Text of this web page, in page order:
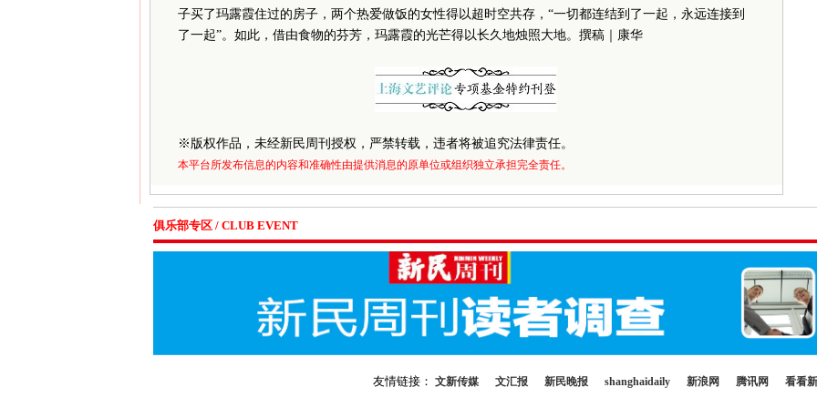
子买了玛露霞住过的房子，两个热爱做饭的女性得以超时空共存，“一切都连结到了一起，永远连接到
了一起”。如此，借由食物的芬芳，玛露霞的光芒得以长久地烛照大地。撰稿｜康华
※ 版权作品，未经新民周刊授权，严禁转载，违者将被追究法律责任。
本平台所发布信息的内容和准确性由提供消息的原单位或组织独立承担完全责任。
俱乐部专区 / CLUB EVENT
友情链接： 文新传媒 文汇报 新民晚报 shanghaidaily 新浪网 腾讯网 看看